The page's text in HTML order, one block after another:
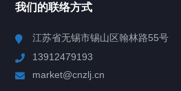
Chiller高精度制冷循环器
我们的联络方式
江苏省无锡市锡山区翰林路55号
13912479193
market@cnzlj.cn